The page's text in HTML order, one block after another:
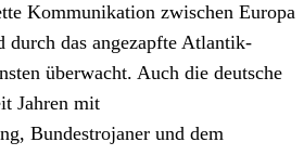
Kommunikation zwischen Europa
durch das angezapfte Atlantik-
überwacht. Auch die deutsche
Jahren mit
Bundestrojaner und dem